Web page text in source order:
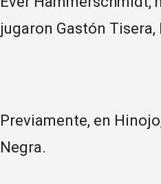
jugaron Gastón
Previamente, en
Negra.